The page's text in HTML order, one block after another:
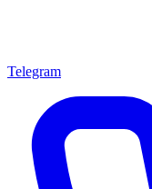
Telegram